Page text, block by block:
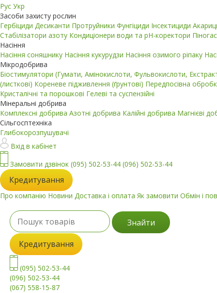
Рус Укр
Засоби захисту рослин
Гербіциди Десиканти Протруйники Фунгіциди Інсектициди
Стабілізатори азоту Кондиціонери води та pH-коректори
Насіння
Насіння соняшнику Насіння кукурудзи Насіння озимого ріпаку
Мікродобрива
Біостимулятори (Гумати, Амінокислоти, Фульвокислоти,
(листкові) Кореневе підживлення (ґрунтові) Передпосівна
Кристалічні та порошкові Гелеві та суспензійні
Мінеральні добрива
Комплексні добрива Азотні добрива Калійні добрива Магнієві
Сільгосптехніка
Глибокорозпушувачі
Вхід в кабінет
Замовити дзвінок (095) 502-53-44 (096) 502-53-44
Кредитування
Про компанію Новини Доставка і оплата Як замовити Обмін і
Знайти
Кредитування
(095) 502-53-44
(096) 502-53-44
(067) 558-15-87